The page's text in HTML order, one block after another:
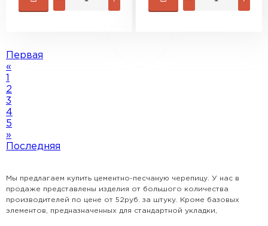
Первая
«
2
3
4
5
»
Последняя
Мы предлагаем купить цементно-песчаную черепицу. У нас в
продаже представлены изделия от большого количества
производителей по цене от 52руб. за штуку. Кроме базовых
элементов, предназначенных для стандартной укладки,
Софиты
ПЕРЕЙТИ